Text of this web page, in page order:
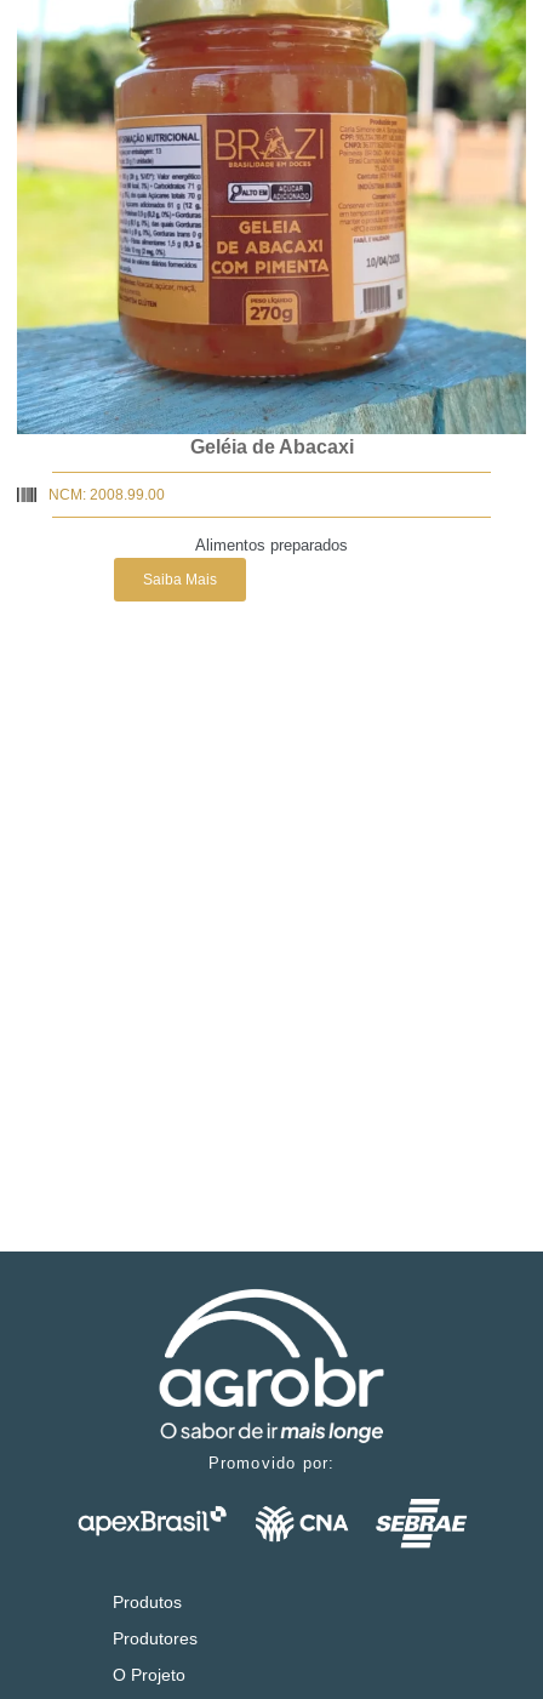
Geléia de Abacaxi
NCM: 2008.99.00
Alimentos preparados
Saiba Mais
Promovido por:
Produtos
Produtores
O Projeto